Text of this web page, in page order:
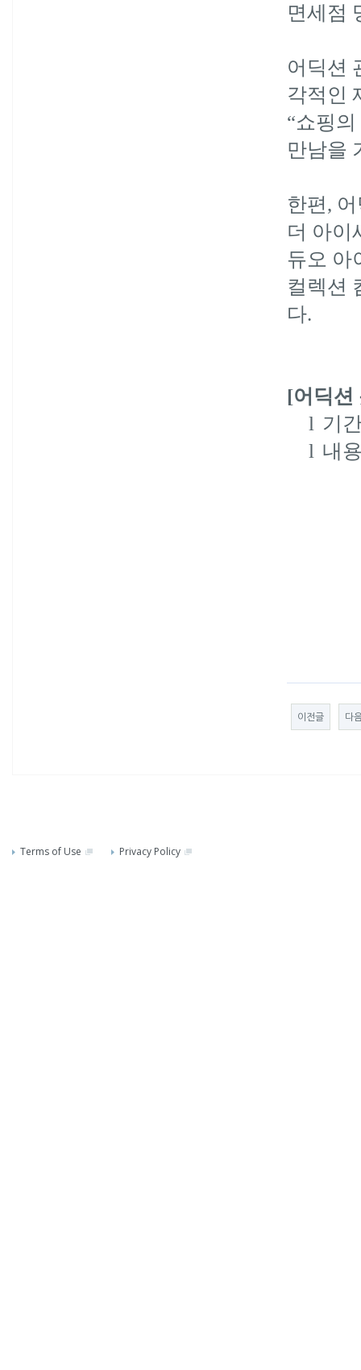
면세점
어딕션
각적인
“쇼핑
만남을
한편,
더 아이
듀오 아
컬렉션
다.
[어딕션
l 기
l 내
이전글 다
Terms of Use Privacy Policy